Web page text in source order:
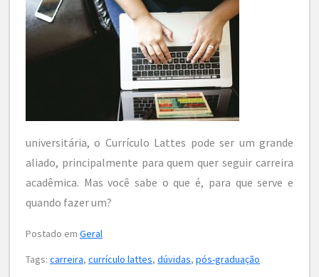
universitária, o Currículo Lattes pode ser um grande
aliado, principalmente para quem quer seguir carreira
acadêmica. Mas você sabe o que é, para que serve e
quando fazer um?
Postado em Geral
Tags: carreira, currículo lattes, dúvidas, pós-graduação